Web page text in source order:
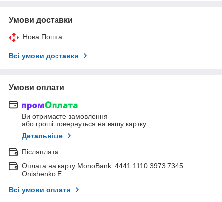
Умови доставки
Нова Пошта
Всі умови доставки
Умови оплати
Ви отримаєте замовлення
або гроші повернуться на вашу картку
Детальніше
Післяплата
Оплата на карту MonoBank: 4441 1110 3973 7345
Onishenko E.
Всі умови оплати